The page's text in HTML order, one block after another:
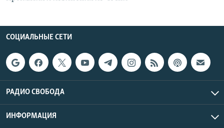
СОЦИАЛЬНЫЕ СЕТИ
РАДИО СВОБОДА
ИНФОРМАЦИЯ